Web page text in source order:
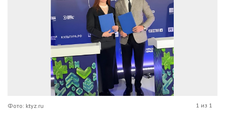
Фото: ktyz.ru 1 из 1